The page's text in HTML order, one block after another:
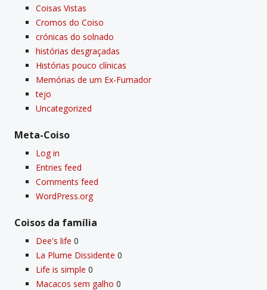
Coisas Vistas
Cromos do Coiso
crónicas do solnado
histórias desgraçadas
Histórias pouco clí­nicas
Memórias de um Ex-Fumador
tejo
Uncategorized
Meta-Coiso
Log in
Entries feed
Comments feed
WordPress.org
Coisos da famí­lia
Dee's life 0
La Plume Dissidente 0
Life is simple 0
Macacos sem galho 0